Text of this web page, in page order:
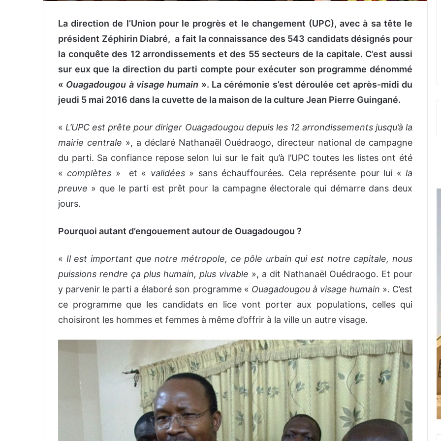
La direction de l’Union pour le progrès et le changement (UPC), avec à sa tête le
président Zéphirin Diabré, a fait la connaissance des 543 candidats désignés pour
la conquête des 12 arrondissements et des 55 secteurs de la capitale. C’est aussi
sur eux que la direction du parti compte pour exécuter son programme dénommé
« Ouagadougou à visage humain ». La cérémonie s’est déroulée cet après-midi du
jeudi 5 mai 2016 dans la cuvette de la maison de la culture Jean Pierre Guingané.
« L’UPC est prête pour diriger Ouagadougou depuis les 12 arrondissements jusqu’à la
mairie centrale », a déclaré Nathanaël Ouédraogo, directeur national de campagne
du parti. Sa confiance repose selon lui sur le fait qu’à l’UPC toutes les listes ont été
«complètes » et « validées» sans échauffourées. Cela représente pour lui «la
preuve » que le parti est prêt pour la campagne électorale qui démarre dans deux
jours.
Pourquoi autant d’engouement autour de Ouagadougou ?
« Il est important que notre métropole, ce pôle urbain qui est notre capitale, nous
puissions rendre ça plus humain, plus vivable », a dit Nathanaël Ouédraogo. Et pour
y parvenir le parti a élaboré son programme « Ouagadougou à visage humain ». C’est
ce programme que les candidats en lice vont porter aux populations, celles qui
choisiront les hommes et femmes à même d’offrir à la ville un autre visage.